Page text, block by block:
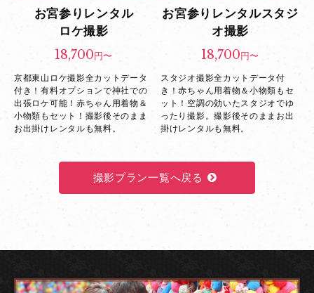
お宮参りレンタル
ロケ撮影
18,700円〜
京都東山ロケ撮影全カットデータ
付き！有料オプションで神社での
出張ロケ可能！ 赤ちゃん用着物＆
小物類もセット！ 撮影後そのまま
お出掛けレンタルも無料。
お宮参りレンタルスタジ
オ撮影
18,700円〜
スタジオ撮影全カットデータ付
き！赤ちゃん用着物＆小物類もセ
ット！ 空調の効いたスタジオでゆ
ったり撮影。撮影後そのままお出
掛けレンタルも無料。
撮影プラン一覧へ戻る